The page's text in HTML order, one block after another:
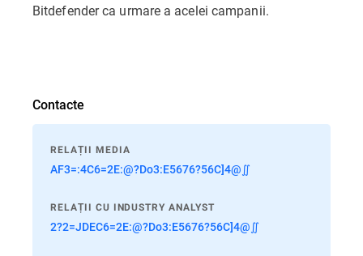
Bitdefender ca urmare a acelei campanii.
Contacte
RELAȚII MEDIA
AF3=:4C6=2E:@?Do3:E5676?56C]4@∬
RELAȚII CU INDUSTRY ANALYST
2?2=JDEC6=2E:@?Do3:E5676?56C]4@∬